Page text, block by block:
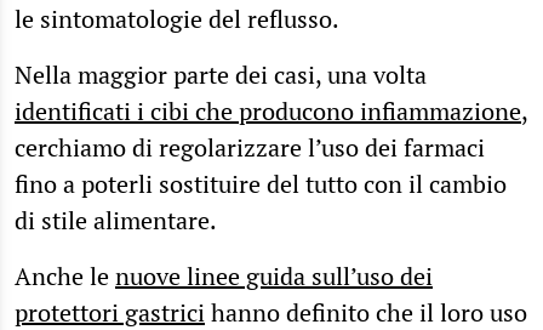
le sintomatologie del reflusso.
Nella maggior parte dei casi, una volta
identificati i cibi che producono infiammazione,
cerchiamo di regolarizzare l’uso dei farmaci
fino a poterli sostituire del tutto con il cambio
di stile alimentare.
Anche lenuove linee guida sull’uso dei
protettori gastricihanno definito che il loro uso